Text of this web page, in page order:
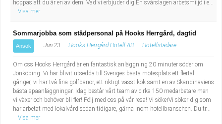
hoppas att du är en av dem! Vad vi erbjuder dig En svårslagen arbetsmiljö i e...
Visa mer
Sommarjobba som städpersonal på Hooks Herrgård, dagtid
Ansök Jun 23 Hooks Herrgård Hotell AB Hotellstädare
Om oss Hooks Herrgård är en fantastisk anläggning 20 minuter söder om
Jönköping. Vi har blivit utsedda till Sveriges bästa mötesplats ett flertal
gånger, vi har två fina golfbanor, ett riktigt vasst kök samt en av Skandinaviens
bästa spaanläggningar. Idag består vårt team av cirka 150 medarbetare men
vi växer och behöver bli fler! Följ med oss på vår resa! Vi sökerVi söker dig som
har arbetat med lokalvård sedan tidigare, gärna inom hotellbranschen. Du tr...
Visa mer